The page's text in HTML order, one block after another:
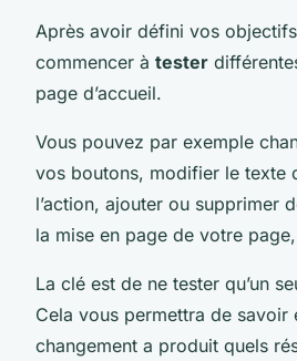
Après avoir défini vos
commencer à tester
page d’accueil.
Vous pouvez par exemple
vos boutons, modifier le texte
l’action, ajouter ou supprimer
la mise en page de votre
La clé est de ne tester qu’un
Cela vous permettra de savoir
changement a produit quels